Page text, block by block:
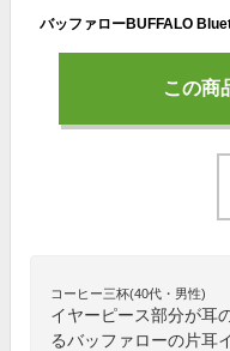
この商
コーヒー三杯(40代・男性)
イヤーピース部分が耳
るバッファローの片耳